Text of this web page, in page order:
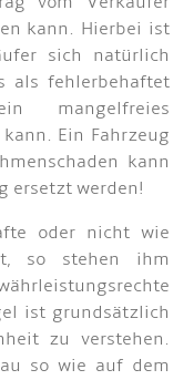
kann. Hierbei ist
sich natürlich
als fehlerbehaftet
mangelfreies
Ein Fahrzeug
kann
ersetzt werden!
oder nicht wie
so stehen ihm
ist grundsätzlich
zu verstehen.
so wie auf dem